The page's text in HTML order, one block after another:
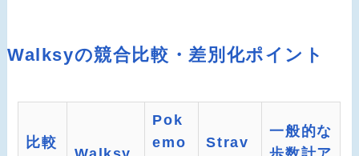
Walksyの競合比較・差別化ポイント
比較
Pok
emo
Strav
一般的な